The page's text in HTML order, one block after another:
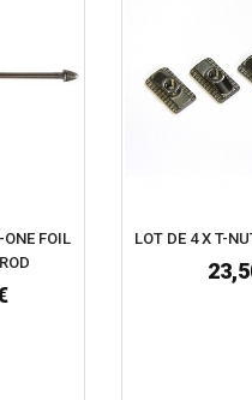
FOIL
LOT DE 4 X T-